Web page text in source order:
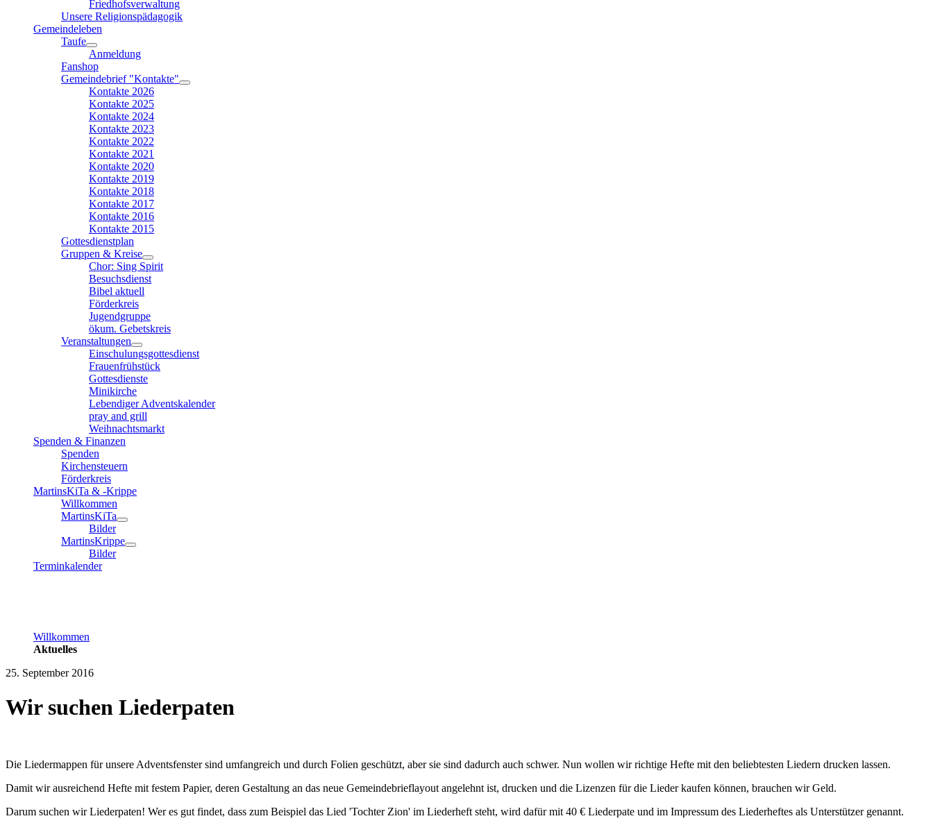
Friedhofsverwaltung
Unsere Religionspädagogik
Gemeindeleben
Taufe
Anmeldung
Fanshop
Gemeindebrief "Kontakte"
Kontakte 2026
Kontakte 2025
Kontakte 2024
Kontakte 2023
Kontakte 2022
Kontakte 2021
Kontakte 2020
Kontakte 2019
Kontakte 2018
Kontakte 2017
Kontakte 2016
Kontakte 2015
Gottesdienstplan
Gruppen & Kreise
Chor: Sing Spirit
Besuchsdienst
Bibel aktuell
Förderkreis
Jugendgruppe
ökum. Gebetskreis
Veranstaltungen
Einschulungsgottesdienst
Frauenfrühstück
Gottesdienste
Minikirche
Lebendiger Adventskalender
pray and grill
Weihnachtsmarkt
Spenden & Finanzen
Spenden
Kirchensteuern
Förderkreis
MartinsKiTa & -Krippe
Willkommen
MartinsKiTa
Bilder
MartinsKrippe
Bilder
Terminkalender
Willkommen
Aktuelles
25. September 2016
Wir suchen Liederpaten
Die Liedermappen für unsere Adventsfenster sind umfangreich und durch Folien geschützt, aber sie sind dadurch auch schwer. Nun wollen wir richtige Hefte mit den beliebtesten Liedern drucken lassen.
Damit wir ausreichend Hefte mit festem Papier, deren Gestaltung an das neue Gemeindebrieflayout angelehnt ist, drucken und die Lizenzen für die Lieder kaufen können, brauchen wir Geld.
Darum suchen wir Liederpaten! Wer es gut findet, dass zum Beispiel das Lied 'Tochter Zion' im Liederheft steht, wird dafür mit 40 € Liederpate und im Impressum des Liederheftes als Unterstützer genannt.